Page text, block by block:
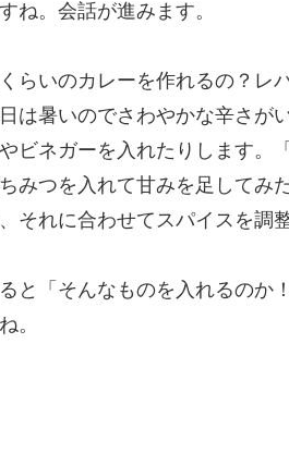
ね。会話が進みます。
らいのカレーを作れるの？レ
は暑いのでさわやかな辛さが
ビネガーを入れたりします
みつを入れて甘みを足してみ
それに合わせてスパイスを調
と「そんなものを入れるのか
。